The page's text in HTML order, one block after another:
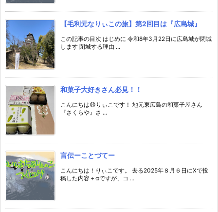
【毛利元なりぃこの旅】第2回目は『広島城』
この記事の目次 はじめに 令和8年3月22日に広島城が閉城
します 閉城する理由 ...
和菓子大好きさん必見！！
こんにちは😃りぃこです！ 地元東広島の和菓子屋さん
『さくらや』さ ...
言伝ーことづてー
こんにちは！りぃこです。 去る2025年８月６日にXで投
稿した内容＋αですが、コ ...